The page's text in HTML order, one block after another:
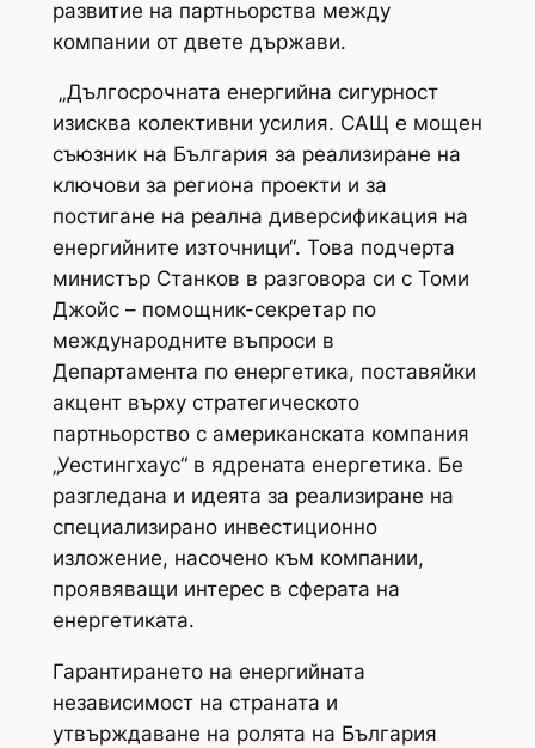
развитие на партньорства между
компании от двете държави.
„Дългосрочната енергийна сигурност
изисква колективни усилия. САЩ е мощен
съюзник на България за реализиране на
ключови за региона проекти и за
постигане на реална диверсификация на
енергийните източници“. Това подчерта
министър Станков в разговора си с Томи
Джойс – помощник-секретар по
международните въпроси в
Департамента по енергетика, поставяйки
акцент върху стратегическото
партньорство с американската компания
„Уестингхаус“ в ядрената енергетика. Бе
разгледана и идеята за реализиране на
специализирано инвестиционно
изложение, насочено към компании,
проявяващи интерес в сферата на
енергетиката.
Гарантирането на енергийната
независимост на страната и
утвърждаване на ролята на България